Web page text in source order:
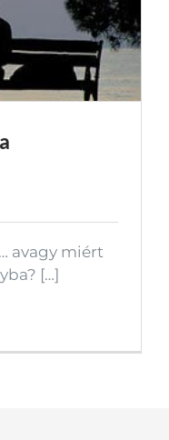
avagy miért
[…]